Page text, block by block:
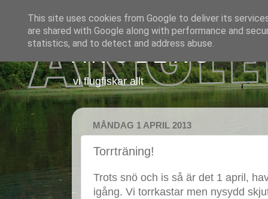
A N G L E R S
vi flugfiskar allt
MÅNDAG 1 APRIL 2013
Torrträning!
Trots snö och is så är det 1 april,
igång. Vi torrkastar men nysydd
This site uses cookies from Google to deliver its
are shared with Google along with performance and
statistics, and to detect and address abuse.